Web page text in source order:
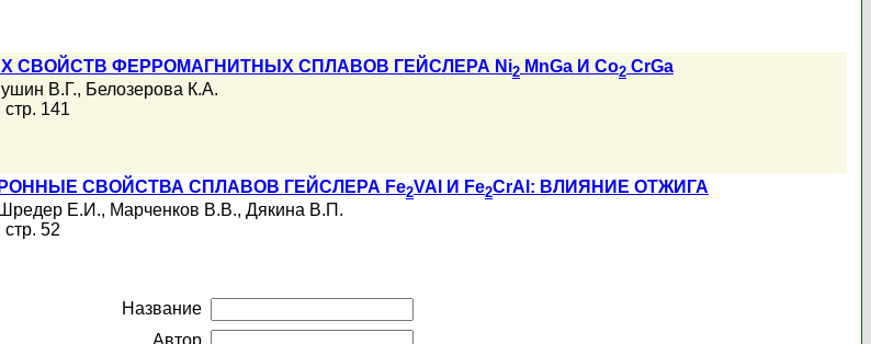
СВОЙСТВ ФЕРРОМАГНИТНЫХ СПЛАВОВ ГЕЙСЛЕРА Ni2 MnGa И Co2 CrGa
В.Г., Белозерова К.А.
стр. 141
СВОЙСТВА СПЛАВОВ ГЕЙСЛЕРА Fe2VAl И Fe2CrAl: ВЛИЯНИЕ ОТЖИГА
Шредер Е.И., Марченков В.В., Дякина В.П.
стр. 52
Название
Автор